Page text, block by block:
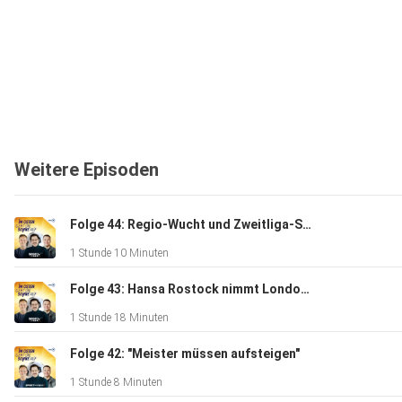
Weitere Episoden
Folge 44: Regio-Wucht und Zweitliga-Sucht mit Dresden, Cottbus und Magdeburg
1 Stunde 10 Minuten
Folge 43: Hansa Rostock nimmt London ein und der spektakuläre Auftakt der Regionalliga Nordost
1 Stunde 18 Minuten
Folge 42: "Meister müssen aufsteigen"
1 Stunde 8 Minuten